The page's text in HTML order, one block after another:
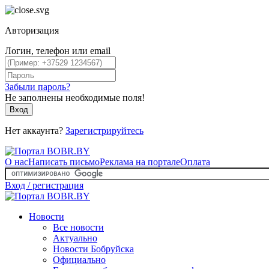
Авторизация
Логин, телефон или email
Забыли пароль?
Не заполнены необходимые поля!
Вход
Нет аккаунта? Зарегистрируйтесь
О насНаписать письмоРеклама на порталеОплата
Вход / регистрация
Новости
Все новости
Актуально
Новости Бобруйска
Официально